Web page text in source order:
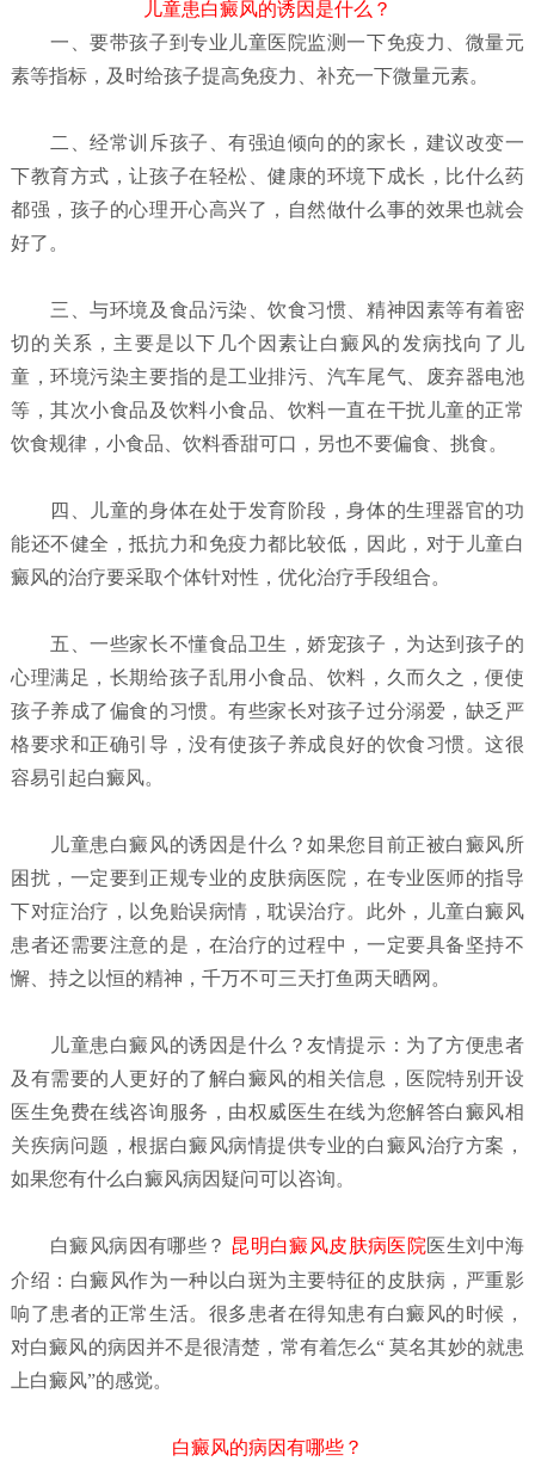
儿童患白癜风的诱因是什么？
一、要带孩子到专业儿童医院监测一下免疫力、微量元
素等指标，及时给孩子提高免疫力、补充一下微量元素。
二、经常训斥孩子、有强迫倾向的的家长，建议改变一
下教育方式，让孩子在轻松、健康的环境下成长，比什么药
都强，孩子的心理开心高兴了，自然做什么事的效果也就会
好了。
三、与环境及食品污染、饮食习惯、精神因素等有着密
切的关系，主要是以下几个因素让白癜风的发病找向了儿
童，环境污染主要指的是工业排污、汽车尾气、废弃器电池
等，其次小食品及饮料小食品、饮料一直在干扰儿童的正常
饮食规律，小食品、饮料香甜可口，另也不要偏食、挑食。
四、儿童的身体在处于发育阶段，身体的生理器官的功
能还不健全，抵抗力和免疫力都比较低，因此，对于儿童白
癜风的治疗要采取个体针对性，优化治疗手段组合。
五、一些家长不懂食品卫生，娇宠孩子，为达到孩子的
心理满足，长期给孩子乱用小食品、饮料，久而久之，便使
孩子养成了偏食的习惯。有些家长对孩子过分溺爱，缺乏严
格要求和正确引导，没有使孩子养成良好的饮食习惯。这很
容易引起白癜风。
儿童患白癜风的诱因是什么？如果您目前正被白癜风所
困扰，一定要到正规专业的皮肤病医院，在专业医师的指导
下对症治疗，以免贻误病情，耽误治疗。此外，儿童白癜风
患者还需要注意的是，在治疗的过程中，一定要具备坚持不
懈、持之以恒的精神，千万不可三天打鱼两天晒网。
儿童患白癜风的诱因是什么？友情提示：为了方便患者
及有需要的人更好的了解白癜风的相关信息，医院特别开设
医生免费在线咨询服务，由权威医生在线为您解答白癜风相
关疾病问题，根据白癜风病情提供专业的白癜风治疗方案，
如果您有什么白癜风病因 疑问可以咨询。
白癜风病因有哪些？ 昆明白癜风皮肤病医院医生刘中海
介绍：白癜风作为一种以白斑为主要特征的皮肤病，严重影
响了患者的正常生活。很多患者在得知患有白癜风的时候，
对白癜风的病因并不是很清楚，常有着怎么“ 莫名其妙的就患
上白癜风”的感觉。
白癜风的病因有哪些？